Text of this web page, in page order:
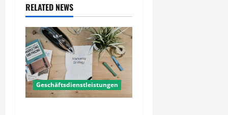
v
i
g
a
t
RELATED NEWS
Geschäftsdienstleistungen